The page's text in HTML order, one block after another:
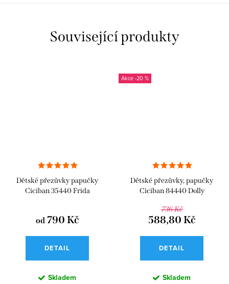
Související produkty
Dětské přezůvky papučky
Ciciban 35440 Frida
od790 Kč
DETAIL
Skladem
-20 %
Dětské přezůvky, papučky
Ciciban 84440 Dolly
736 Kč
588,80 Kč
DETAIL
Skladem